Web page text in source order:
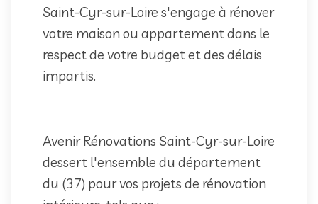
Saint-Cyr-sur-Loire s'engage à rénover
votre maison ou appartement dans le
respect de votre budget et des délais
impartis.
Avenir Rénovations Saint-Cyr-sur-Loire
dessert l'ensemble du département
du (37) pour vos projets de rénovation